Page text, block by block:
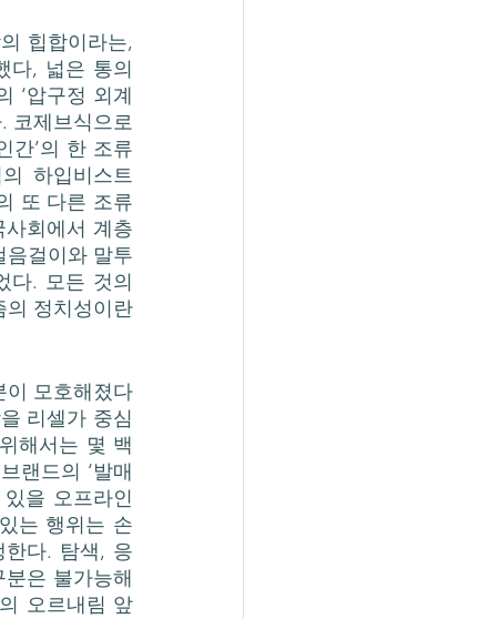
다, 넓은 통의
‘압구정 외계
코제브식으로
간’의 한 조류
하입비스트
또 다른 조류
사회에서 계층
음걸이와 말투
다. 모든 것의
의 정치성이란
리셀가 중심
해서는 몇 백
랜드의 ‘발매
을 오프라인
는 행위는 손
다. 탐색, 응
은 불가능해
오르내림 앞